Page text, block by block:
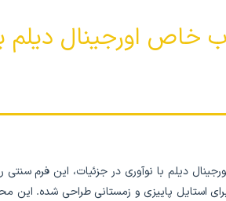
خاص اورجینال دیلم
دیلم با نوآوری در جزئیات، این فرم
استایل پاییزی و زمستانی طراحی شده. این